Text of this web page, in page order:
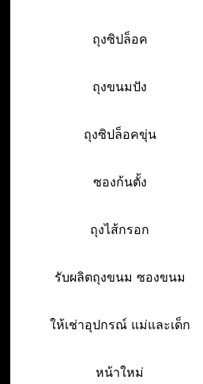
ถุงซิปล็อค
ถุงขนมปัง
ถุงซิปล็อคขุ่น
ซองก้นตั้ง
ถุงไส้กรอก
รับผลิตถุงขนม ซองขนม
ให้เช่าอุปกรณ์ แม่และเด็ก
หน้าใหม่